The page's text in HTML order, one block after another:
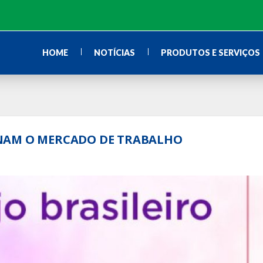
HOME NOTÍCIAS PRODUTOS E SERVIÇOS
O MERCADO DE TRABALHO